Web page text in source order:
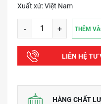
Xuất xứ: Việt Nam
- + THÊM
LIÊN HỆ TƯ
HÀNG CHẤT